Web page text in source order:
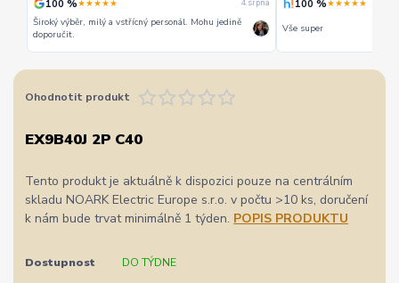
100 %★★★★★ 4. srpna
Široký výběr, milý a vstřícný personál. Mohu jedině
doporučit.
100 %★★★★★
Vše super
Ohodnotit produkt
EX9B40J 2P C40
Tento produkt je aktuálně k dispozici pouze na centrálním
skladu NOARK Electric Europe s.r.o. v počtu >10 ks, doručení
k nám bude trvat minimálně 1 týden. POPIS PRODUKTU
Dostupnost DO TÝDNE